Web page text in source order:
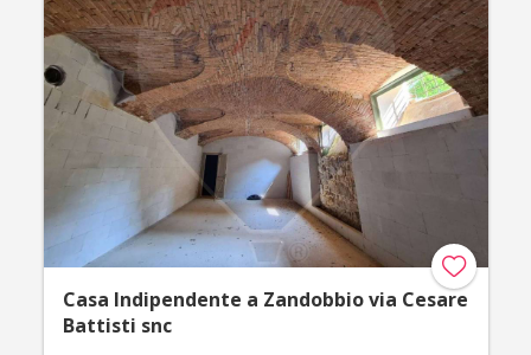
Casa Indipendente a Zandobbio via Cesare
Battisti snc